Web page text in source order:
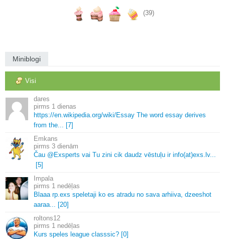
(39)
Miniblogi
Visi
dares
1 dienas
https://en.wikipedia.org/wiki/Essay The word essay derives
from the... [7]
Emkans
3 dienām
Čau @Exsperts vai Tu zini cik daudz vēstuļu ir info(at)exs. lv...
[5]
Impala
1 nedēļas
Blaaa rp.exs speletaji ko es atradu no sava arhiiva, dzeeshot
aaraa... [20]
roltons12
1 nedēļas
Kurs speles league classsic? [0]